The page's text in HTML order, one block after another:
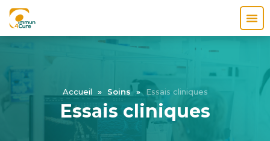
Accueil » Soins » Essais cliniques
Essais cliniques